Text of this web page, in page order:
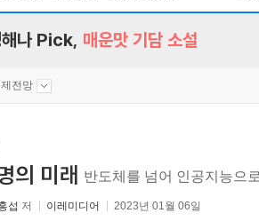
독서유형검사
나 Pick, 매운맛 기담 소설
전망
의 미래 반도체를 넘어 인공지능으로
섭 저 이레미디어 2023년 01월 06일